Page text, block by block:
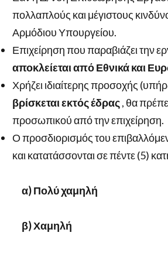
πολλαπλούς και μέγιστους
Αρμόδιου Υπουργείου.
Επιχείρηση που παραβιάζει την
αποκλείεται από Εθνικά και
Χρήζει ιδιαίτερης προσοχής
βρίσκεται εκτός έδρας, θα
προσωπικού από την επιχείρηση.
Ο προσδιορισμός του
και κατατάσσονται σε πέντε (5)
α) Πολύ χαμηλή
β) Χαμηλή